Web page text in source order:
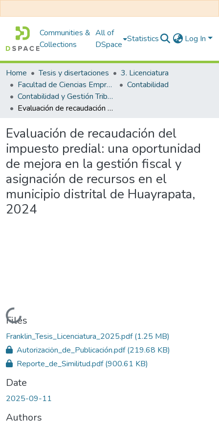
Communities &
Collections
All of
DSpace
Statistics Log In
Home Tesis y disertaciones
3. Licenciatura
Facultad de Ciencias Empresariales
Contabilidad
Contabilidad y Gestión Tributaria
Evaluación de recaudación del impuesto predial: una oportunidad de mejora en la gestión fiscal y asignación de recursos en el municipio distrital de Huayrapata, 2024
Evaluación de recaudación del
impuesto predial: una oportunidad
de mejora en la gestión fiscal y
asignación de recursos en el
municipio distrital de Huayrapata,
2024
Loading...
Files
Franklin_Tesis_Licenciatura_2025.pdf(1.25 MB)
Autorizaciön_de_Publicación.pdf(219.68 KB)
Reporte_de_Similitud.pdf(900.61 KB)
Date
2025-09-11
Authors